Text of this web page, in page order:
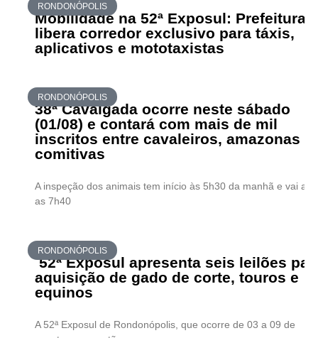
RONDONÓPOLIS
Mobilidade na 52ª Exposul: Prefeitura
libera corredor exclusivo para táxis,
aplicativos e mototaxistas
RONDONÓPOLIS
38ª Cavalgada ocorre neste sábado
(01/08) e contará com mais de mil
inscritos entre cavaleiros, amazonas e
comitivas
A inspeção dos animais tem início às 5h30 da manhã e vai até
as 7h40
RONDONÓPOLIS
52ª Exposul apresenta seis leilões
aquisição de gado de corte, touros e
equinos
A 52ª Exposul de Rondonópolis, que ocorre de 03 a 09 de